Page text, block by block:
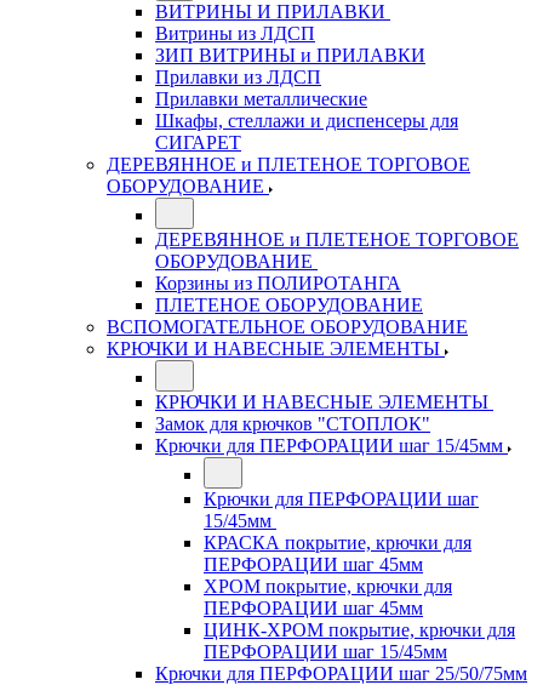
ВИТРИНЫ И ПРИЛАВКИ
Витрины из ЛДСП
ЗИП ВИТРИНЫ и ПРИЛАВКИ
Прилавки из ЛДСП
Прилавки металлические
Шкафы, стеллажи и диспенсеры для
СИГАРЕТ
ДЕРЕВЯННОЕ и ПЛЕТЕНОЕ ТОРГОВОЕ
ОБОРУДОВАНИЕ
ДЕРЕВЯННОЕ и ПЛЕТЕНОЕ ТОРГОВОЕ
ОБОРУДОВАНИЕ
Корзины из ПОЛИРОТАНГА
ПЛЕТЕНОЕ ОБОРУДОВАНИЕ
ВСПОМОГАТЕЛЬНОЕ ОБОРУДОВАНИЕ
КРЮЧКИ И НАВЕСНЫЕ ЭЛЕМЕНТЫ
КРЮЧКИ И НАВЕСНЫЕ ЭЛЕМЕНТЫ
Замок для крючков "СТОПЛОК"
Крючки для ПЕРФОРАЦИИ шаг 15/45мм
Крючки для ПЕРФОРАЦИИ шаг
15/45мм
КРАСКА покрытие, крючки для
ПЕРФОРАЦИИ шаг 45мм
ХРОМ покрытие, крючки для
ПЕРФОРАЦИИ шаг 45мм
ЦИНК-ХРОМ покрытие, крючки для
ПЕРФОРАЦИИ шаг 15/45мм
Крючки для ПЕРФОРАЦИИ шаг 25/50/75мм